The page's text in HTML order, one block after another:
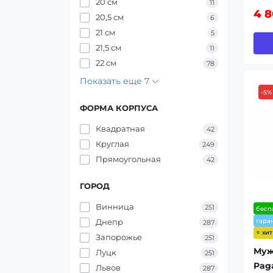
11
20,5 см 6
21 см 5
21,5 см 11
22 см 78
Показать еще 7
ФОРМА КОРПУСА
Квадратная 42
Круглая 249
Прямоугольная 42
ГОРОД
Винница 251
Днепр 287
Запорожье 251
Луцк 251
Львов 287
4
-5%
⭐